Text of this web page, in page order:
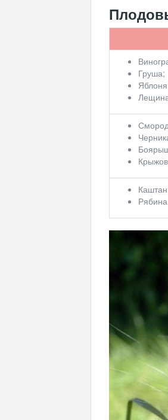
Груша;